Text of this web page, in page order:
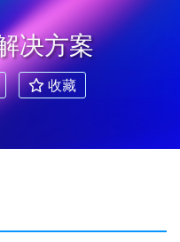
决方案
收藏